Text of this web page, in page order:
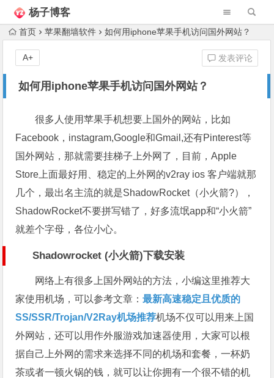
杨子博客
首页 苹果翻墙软件 如何用iphone苹果手机访问国外网站？
如何用iphone苹果手机访问国外网站？
发表评论
A+
很多人使用苹果手机想要上国外的网站，比如
Facebook，instagram,Google和Gmail,还有Pinterest等
国外网站，那就需要挂梯子上外网了，目前，Apple
Store上面最好用、稳定的上外网的v2ray ios 客户端就那
几个，最出名主流的就是ShadowRocket（小火箭?），
ShadowRocket不要拼写错了，好多流氓app和“小火箭”
就差个字母，各位小心。
Shadowrocket (小火箭)下载安装
网络上有很多上国外网站的方法，小编这里推荐大
家使用机场，可以参考文章：最新高速稳定且优质的
SS/SSR/Trojan/V2Ray机场推荐机场不仅可以用来上国
外网站，还可以用作外服游戏加速器使用，大家可以根
据自己上外网的需求来选择不同的机场和套餐，一杯奶
茶或者一顿火锅的钱，就可以让你拥有一个很不错的机